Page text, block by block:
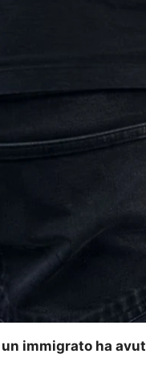
un immigrato ha